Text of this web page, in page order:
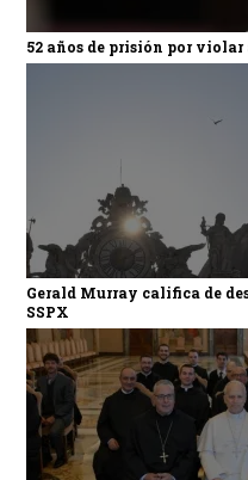
52 años de prisión por violar
Gerald Murray califica de
SSPX